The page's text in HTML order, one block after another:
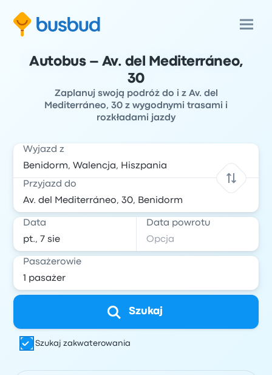
Autobus – Av. del Mediterráneo,
30
Zaplanuj swoją podróż do i z Av. del
Mediterráneo, 30 z wygodnymi trasami i
rozkładami jazdy
Wyjazd z
Przyjazd do
Data Data powrotu
Pasażerowie
Szukaj
Szukaj zakwaterowania